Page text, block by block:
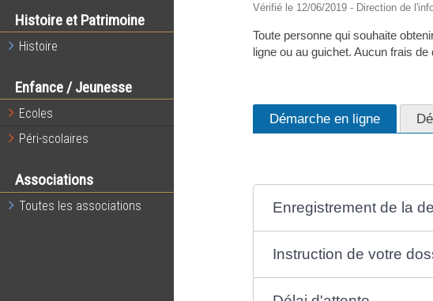
Histoire et Patrimoine
Histoire
Enfance / Jeunesse
Ecoles
Péri-scolaires
Associations
Toutes les associations
Vérifié le 12/06/2019 - Direction de
Toute personne qui souhaite
ligne ou au guichet. Aucun frais
Démarche en ligne
Enregistrement de la
Instruction de votre